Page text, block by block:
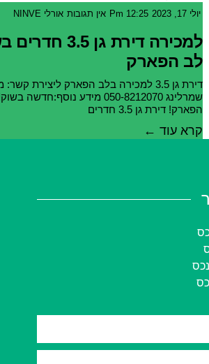
יולי 17, 2023 12:25 Pm אין תגובות אורלי NINVE
למכירה דירת גן
לב הפארק
דירת גן 3.5 למכירה בלב הפארק ליצירת קשר:
שמרלינג 050-8212070 מידע נוסף:חדשה
הפארק! דירת גן 3.5 חדרים
קרא עוד ←